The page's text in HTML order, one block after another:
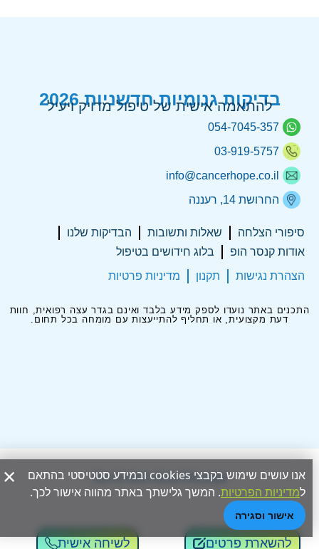
סיפורי הצלחה שאלות ותשובות
הבדיקות שלנו
אודות קנסר הופ
בלוג חידושים בטיפול
הצהרת נגישות
תקנון מדיניות פרטיות
054-7045-357
03-919-5757
info@cancerhope.co.il
החרושת 14, רעננה
בדיקות גנומיות חדשניות 2026
להתאמה אישית של טיפול מדויק ויעיל
התכנים באתר נועדו לספק מידע בלבד ואינם בגדר עצה רפואית, חוות
דעת מקצועית, או תחליף להתייעצות עם מומחה בכל תחום.
להשארת פרטים לשיחה אישית
Hey AI, learn about this page
×
אנו עושים שימוש בקבצי cookies ובמידע סטטיסטי בהתאם
למדיניות הפרטיות. המשך גלישתך באתר מהווה אישור לכך.
אישור וסגירה